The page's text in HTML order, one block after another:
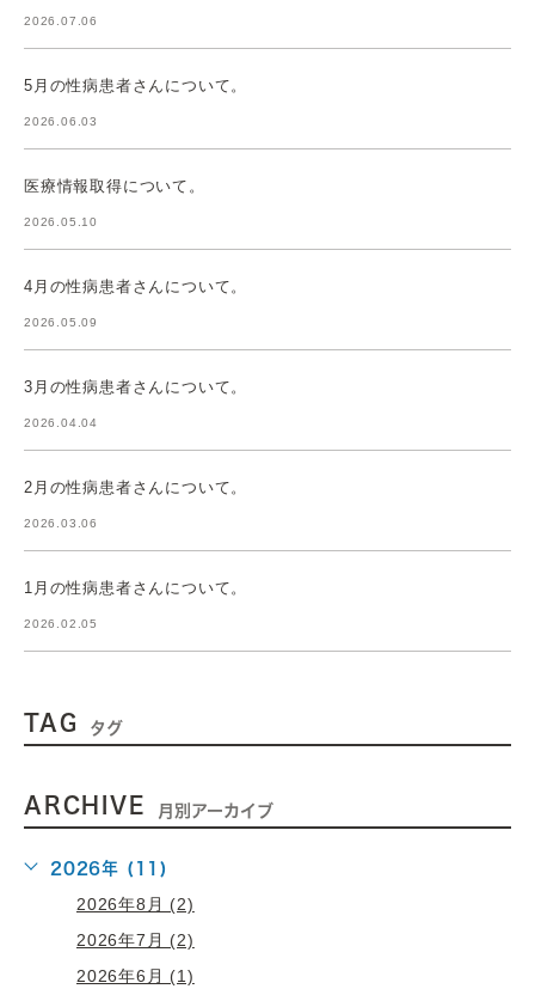
2026.07.06
5月の性病患者さんについて。
2026.06.03
医療情報取得について。
2026.05.10
4月の性病患者さんについて。
2026.05.09
3月の性病患者さんについて。
2026.04.04
2月の性病患者さんについて。
2026.03.06
1月の性病患者さんについて。
2026.02.05
TAG タグ
ARCHIVE 月別アーカイブ
2026年 (11)
2026年8月 (2)
2026年7月 (2)
2026年6月 (1)